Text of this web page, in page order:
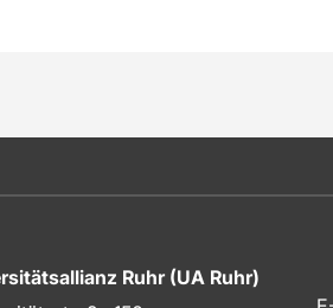
Ruhr (UA Ruhr)